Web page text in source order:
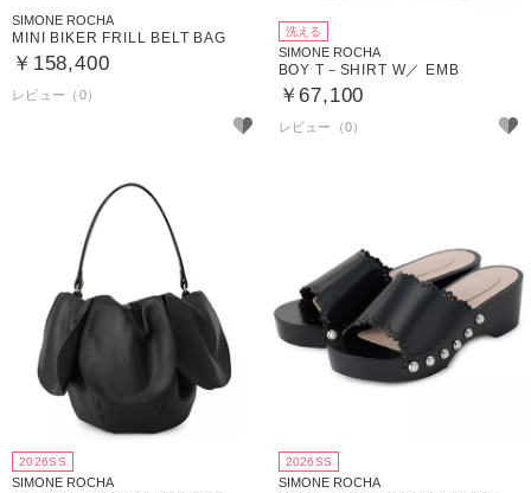
SIMONE ROCHA
MINI BIKER FRILL BELT BAG
￥158,400
洗える
SIMONE ROCHA
BOY T－SHIRT W／ EMB
￥67,100
2026SS
SIMONE ROCHA
2026SS
SIMONE ROCHA